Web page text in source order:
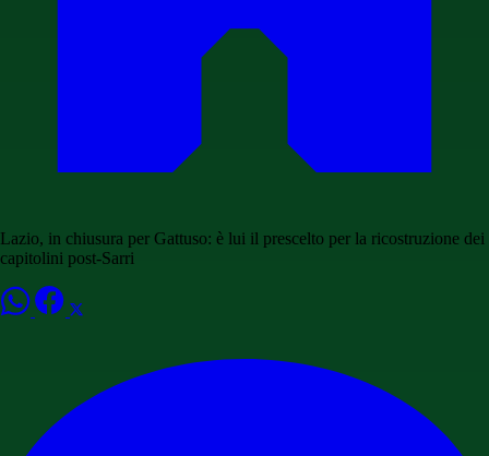
Lazio, in chiusura per Gattuso: è lui il prescelto per la ricostruzione dei
capitolini post-Sarri